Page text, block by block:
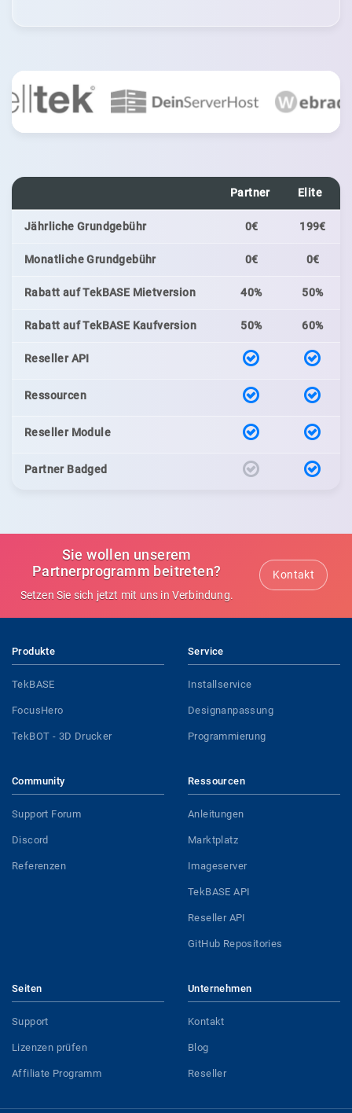
Partner Elite
Jährliche Grundgebühr 0€ 199€
Monatliche Grundgebühr 0€ 0€
Rabatt auf TekBASE Mietversion 40% 50%
Rabatt auf TekBASE Kaufversion 50% 60%
Reseller API
Ressourcen
Reseller Module
Partner Badged
Sie wollen unserem
Partnerprogramm beitreten?
Setzen Sie sich jetzt mit uns in Verbindung.
Kontakt
Produkte
TekBASE
FocusHero
TekBOT - 3D Drucker
Service
Installservice
Designanpassung
Programmierung
Community
Support Forum
Discord
Referenzen
Ressourcen
Anleitungen
Marktplatz
Imageserver
TekBASE API
Reseller API
GitHub Repositories
Seiten
Support
Lizenzen prüfen
Affiliate Programm
Unternehmen
Kontakt
Blog
Reseller